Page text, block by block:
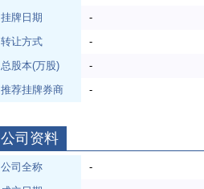
挂牌日期
-
转让方式
-
总股本(万股)
-
推荐挂牌券商
-
公司资料
公司全称
-